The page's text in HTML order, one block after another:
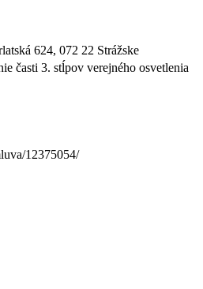
624, 072 22 Strážske
časti 3. stĺpov verejného osvetlenia
12375054/